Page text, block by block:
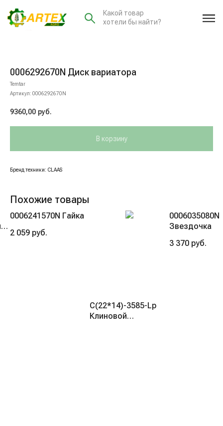
хотели бы найти?
0006292670N Диск вариатора
Temtar
Артикул: 0006292670N
9360,00 руб.
В корзину
Бренд техники: CLAAS
Похожие товары
0006241570N Гайка
2 059 руб.
C(22*14)-3585-Lp
Клиновой
0006035080N
Звездочка
3 370 руб.